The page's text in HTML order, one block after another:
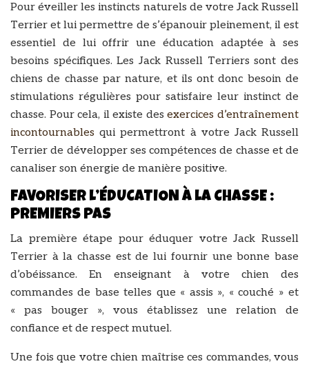
Pour éveiller les instincts naturels de votre Jack Russell
Terrier et lui permettre de s’épanouir pleinement, il est
essentiel de lui offrir une éducation adaptée à ses
besoins spécifiques. Les Jack Russell Terriers sont des
chiens de chasse par nature, et ils ont donc besoin de
stimulations régulières pour satisfaire leur instinct de
chasse. Pour cela, il existe des exercices d’entraînement
incontournables qui permettront à votre Jack Russell
Terrier de développer ses compétences de chasse et de
canaliser son énergie de manière positive.
FAVORISER L’ÉDUCATION À LA CHASSE :
PREMIERS PAS
La première étape pour éduquer votre Jack Russell
Terrier à la chasse est de lui fournir une bonne base
d’obéissance. En enseignant à votre chien des
commandes de base telles que « assis », « couché » et
« pas bouger », vous établissez une relation de
confiance et de respect mutuel.
Une fois que votre chien maîtrise ces commandes, vous